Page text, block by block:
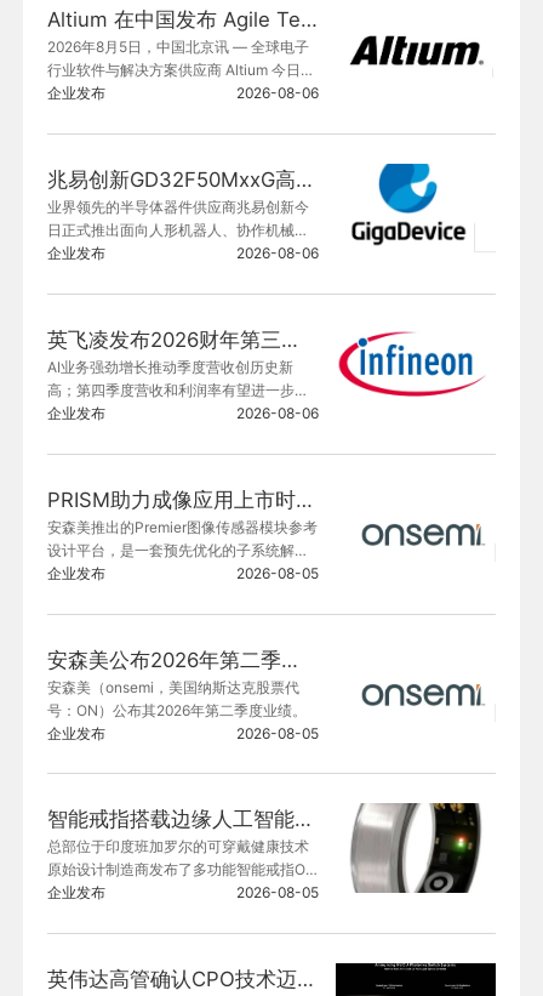
片。
Altium 在中国发布 Agile Teams
2026年8月5日，中国北京讯 — 全球电子
行业软件与解决方案供应商 Altium 今日宣
布，其新一代电子研发协同平台解决方案
企业发布 2026-08-06
兆易创新GD32F50MxxG高集成电机控制MCU发布，赋能人形机器人关节驱动革新
业界领先的半导体器件供应商兆易创新今
日正式推出面向人形机器人、协作机械
臂、灵巧手的GD32F50MxxG系列高集成
企业发布 2026-08-06
英飞凌发布2026财年第三季度运营成果
AI业务强劲增长推动季度营收创历史新
高；第四季度营收和利润率有望进一步显
著提升
企业发布 2026-08-06
PRISM助力成像应用上市时间缩短六个月，实战指南一文解读
安森美推出的Premier图像传感器模块参考
设计平台，是一套预先优化的子系统解决
方案，旨在简化数字成像产品的开发流
校、已优化的模块化器件，这些器件经过
建量身打造。
企业发布 2026-08-05
安森美公布2026年第二季度业绩
安森美（onsemi，美国纳斯达克股票代
号：ON）公布其2026年第二季度业绩。
企业发布
2026-08-05
智能戒指搭载边缘人工智能以采集并分析生命体征数据，并通过 Nordic Semiconductor 超低功耗无线微控制器向家人和临床医生发送通知
总部位于印度班加罗尔的可穿戴健康技术
原始设计制造商发布了多功能智能戒指Or
byt，可采集和分析八项关键健康指标以监
Nordic Semiconductor多协议nRF52840
器，可全天候监测各项生命体征，包括心
企业发布 2026-08-05
英伟达高管确认CPO技术迈入量产阶段